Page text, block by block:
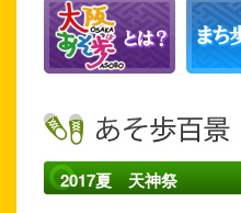
2017夏 天神祭